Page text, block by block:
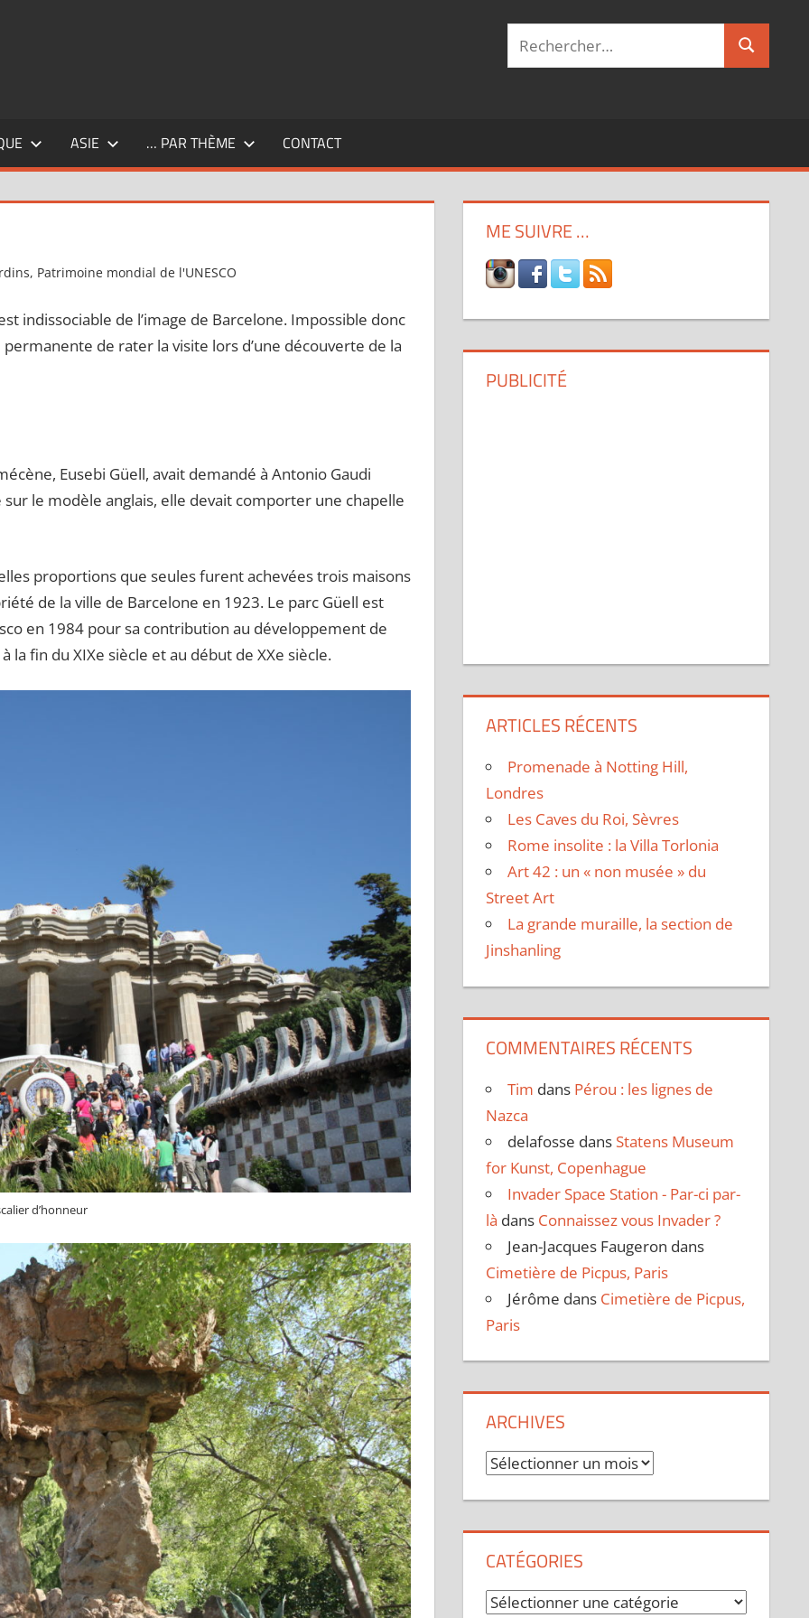
Recherche
ASIE … PAR THÈME CONTACT
, Patrimoine mondial de l'UNESCO
indissociable de l’image de Barcelone. Impossible donc
de rater la visite lors d’une découverte de la
Eusebi Güell, avait demandé à Antonio Gaudi
le modèle anglais, elle devait comporter une chapelle
proportions que seules furent achevées trois maisons
de la ville de Barcelone en 1923. Le parc Güell est
en 1984 pour sa contribution au développement de
fin du XIXe siècle et au début de XXe siècle.
d’honneur
ME SUIVRE …
PUBLICITÉ
ARTICLES RÉCENTS
Promenade à Notting Hill,
Londres
Les Caves du Roi, Sèvres
Rome insolite : la Villa Torlonia
Art 42 : un « non musée » du
Street Art
La grande muraille, la section de
Jinshanling
COMMENTAIRES RÉCENTS
Tim dans Pérou : les lignes de
Nazca
delafosse dans Statens Museum
for Kunst, Copenhague
Invader Space Station - Par-ci par-
là dans Connaissez vous Invader ?
Jean-Jacques Faugeron dans
Cimetière de Picpus, Paris
Jérôme dans Cimetière de Picpus,
Paris
ARCHIVES
Archives
CATÉGORIES
Catégories